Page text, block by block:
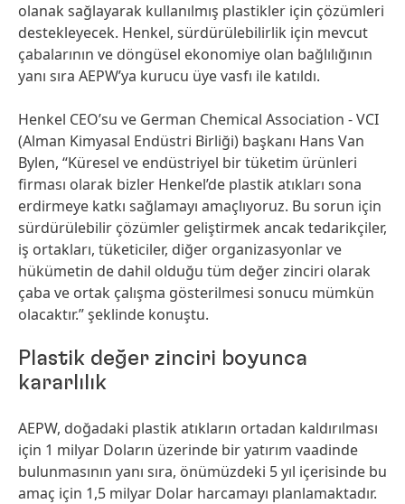
olanak sağlayarak kullanılmış plastikler için çözümleri
destekleyecek. Henkel, sürdürülebilirlik için mevcut
çabalarının ve döngüsel ekonomiye olan bağlılığının
yanı sıra AEPW’ya kurucu üye vasfı ile katıldı.
Henkel CEO’su ve German Chemical Association - VCI
(Alman Kimyasal Endüstri Birliği) başkanı Hans Van
Bylen, “Küresel ve endüstriyel bir tüketim ürünleri
firması olarak bizler Henkel’de plastik atıkları sona
erdirmeye katkı sağlamayı amaçlıyoruz. Bu sorun için
sürdürülebilir çözümler geliştirmek ancak tedarikçiler,
iş ortakları, tüketiciler, diğer organizasyonlar ve
hükümetin de dahil olduğu tüm değer zinciri olarak
çaba ve ortak çalışma gösterilmesi sonucu mümkün
olacaktır.” şeklinde konuştu.
Plastik değer zinciri boyunca
kararlılık
AEPW, doğadaki plastik atıkların ortadan kaldırılması
için 1 milyar Doların üzerinde bir yatırım vaadinde
bulunmasının yanı sıra, önümüzdeki 5 yıl içerisinde bu
amaç için 1,5 milyar Dolar harcamayı planlamaktadır.